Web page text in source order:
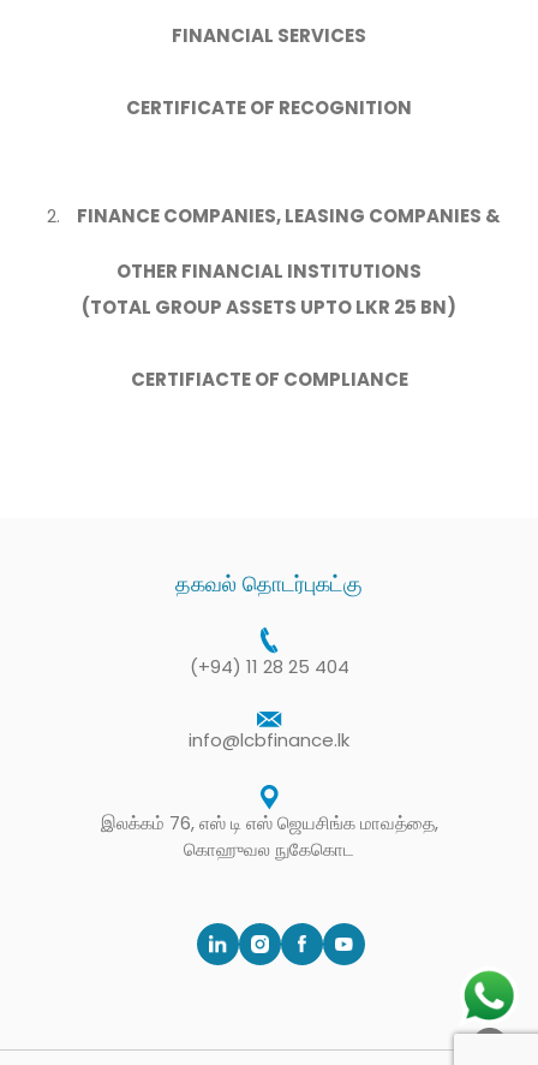
FINANCIAL SERVICES
CERTIFICATE OF RECOGNITION
FINANCE COMPANIES, LEASING COMPANIES &
OTHER FINANCIAL INSTITUTIONS
(TOTAL GROUP ASSETS UPTO LKR 25 BN)
CERTIFIACTE OF COMPLIANCE
தகவல் தொடர்புகட்கு
(+94) 11 28 25 404
info@lcbfinance.lk
இலக்கம் 76, எஸ் டி எஸ் ஜெயசிங்க மாவத்தை,
கொஹுவல நுகேகொட